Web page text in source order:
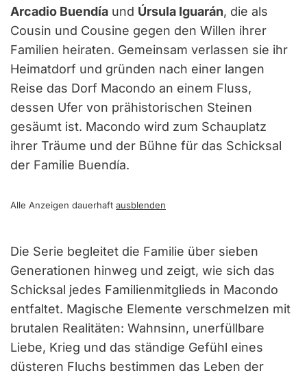
Arcadio Buendía und Úrsula Iguarán, die als
Cousin und Cousine gegen den Willen ihrer
Familien heiraten. Gemeinsam verlassen sie ihr
Heimatdorf und gründen nach einer langen
Reise das Dorf Macondo an einem Fluss,
dessen Ufer von prähistorischen Steinen
gesäumt ist. Macondo wird zum Schauplatz
ihrer Träume und der Bühne für das Schicksal
der Familie Buendía.
Alle Anzeigen dauerhaft ausblenden
Die Serie begleitet die Familie über sieben
Generationen hinweg und zeigt, wie sich das
Schicksal jedes Familienmitglieds in Macondo
entfaltet. Magische Elemente verschmelzen mit
brutalen Realitäten: Wahnsinn, unerfüllbare
Liebe, Krieg und das ständige Gefühl eines
düsteren Fluchs bestimmen das Leben der